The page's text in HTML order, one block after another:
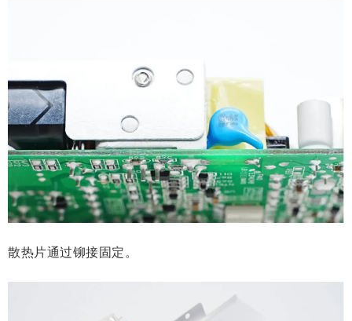
散热片通过铆接固定。